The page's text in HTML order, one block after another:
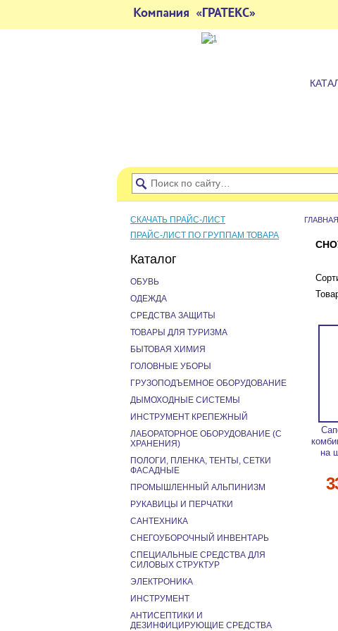
ГЛАВНАЯ
на
СКАЧАТЬ ПРАЙС-ЛИСТ
ПРАЙС-ЛИСТ ПО ГРУППАМ ТОВАРА
Каталог
ОБУВЬ
ОДЕЖДА
СРЕДСТВА ЗАЩИТЫ
ТОВАРЫ ДЛЯ ТУРИЗМА
БЫТОВАЯ ХИМИЯ
ГОЛОВНЫЕ УБОРЫ
ГРУЗОПОДЪЕМНОЕ ОБОРУДОВАНИЕ
ДЫМОХОДНЫЕ СИСТЕМЫ
ИНСТРУМЕНТ КРЕПЕЖНЫЙ
ЛАБОРАТОРНОЕ ОБОРУДОВАНИЕ (С
ХРАНЕНИЯ)
ПОЛОГИ, ПЛЕНКА, ТЕНТЫ, СЕТКИ
ФАСАДНЫЕ
ПРОМЫШЛЕННЫЙ АЛЬПИНИЗМ
РУКАВИЦЫ И ПЕРЧАТКИ
САНТЕХНИКА
СНЕГОУБОРОЧНЫЙ ИНВЕНТАРЬ
СПЕЦИАЛЬНЫЕ СРЕДСТВА ДЛЯ
СИЛОВЫХ СТРУКТУР
ЭЛЕКТРОНИКА
ИНСТРУМЕНТ
АНТИСЕПТИКИ И
ДЕЗИНФИЦИРУЮЩИЕ СРЕДСТВА